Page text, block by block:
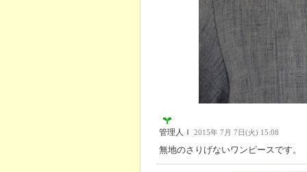
管理人Ｉ 2015年 7月 7日(火) 15:08
無地のさりげないワンピースです。